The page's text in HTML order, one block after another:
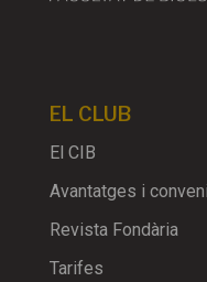
EL CLUB
El CIB
Avantatges i
Revista Fondària
Tarifes